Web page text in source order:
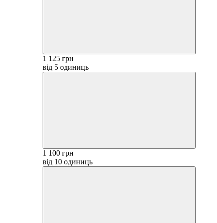
1 125 грн
від 5 одиниць
1 100 грн
від 10 одиниць